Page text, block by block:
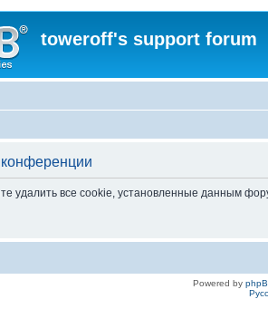
toweroff's support forum
удалить все cookie, установленные данным
Powered by